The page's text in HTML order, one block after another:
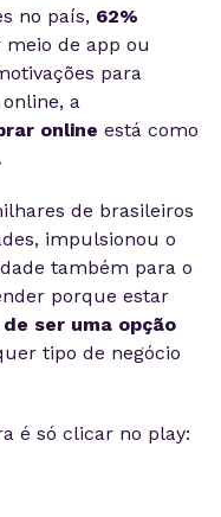
no país, 62%
meio de app ou
para
a
online está como
de brasileiros
impulsionou o
também para o
porque estar
ser uma opção
tipo de negócio
é só clicar no play: